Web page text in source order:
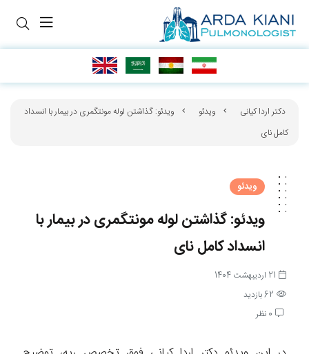
دکتر اردا کیانی ویدئو
ویدئو: گذاشتن لوله مونتگمری در بیمار با انسداد
کامل نای
ویدئو
ویدئو: گذاشتن لوله مونتگمری در بیمار با
انسداد کامل نای
21 اردیبهشت 1404
62 بازدید
0 نظر